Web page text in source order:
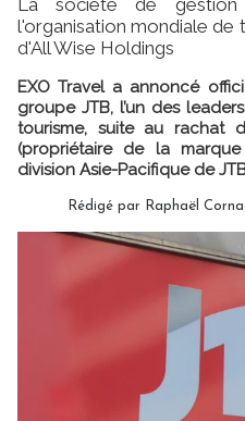
l'organisation mondiale de
d'All Wise Holdings
EXO Travel a annoncé
groupe JTB, l’un des
tourisme, suite au rachat
(propriétaire de la
division Asie-Pacifique de
Rédigé par Raphaël